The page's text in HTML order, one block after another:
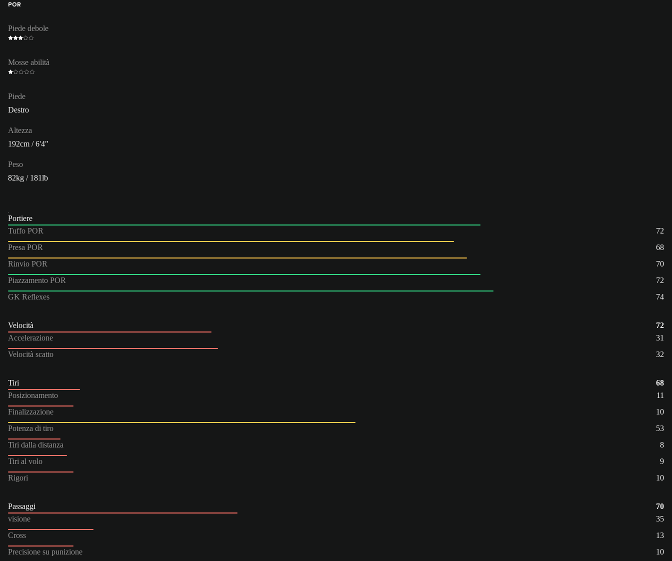
POR
Piede debole
Mosse abilità
Piede
Destro
Altezza
192cm / 6'4"
Peso
82kg / 181lb
Portiere
Tuffo POR
72
Presa POR
68
Rinvio POR
70
Piazzamento POR
72
GK Reflexes
74
Velocità
72
Accelerazione
31
Velocità scatto
32
Tiri
68
Posizionamento
11
Finalizzazione
10
Potenza di tiro
53
Tiri dalla distanza
8
Tiri al volo
9
Rigori
10
Passaggi
70
visione
35
Cross
13
Precisione su punizione
10